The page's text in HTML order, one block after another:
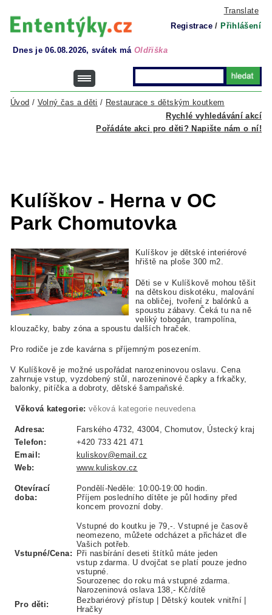
Translate
Registrace / Přihlášení
Dnes je 06.08.2026, svátek má Oldřiška
Rychlé vyhledávání akcí
Úvod / Volný čas a děti / Restaurace s dětským koutkem
Pořádáte akci pro děti? Napište nám o ní!
Kulíškov - Herna v OC
Park Chomutovka
Kulíškov je dětské interiérové
hřiště na ploše 300 m2.
Děti se v Kulíškově mohou těšit
na dětskou diskotéku, malování
na obličej, tvoření z balónků a
spoustu zábavy.Čeká tu na ně
veliký tobogán, trampolína,
klouzačky, baby zóna a spoustu dalších hraček.
Pro rodiče je zde kavárna s příjemným posezením.
V Kulíškově je možné uspořádat narozeninovou oslavu. Cena
zahrnuje vstup, vyzdobený stůl, narozeninové čapky a frkačky,
balonky, pitíčka a dobroty, dětské šampaňské.
Věková kategorie: věková kategorie neuvedena
Adresa:
Farského 4732, 43004, Chomutov, Ústecký kraj
Telefon:
+420 733 421 471
Email:
kuliskov@email.cz
Web:
www.kuliskov.cz
Otevírací
doba:
Pondělí-Neděle: 10:00-19:00 hodin.
Příjem posledního dítěte je půl hodiny před
koncem provozní doby.
Vstupné/Cena:
Vstupné do koutku je 79,-. Vstupné je časově
neomezeno, můžete odcházet a přicházet dle
Vašich potřeb.
Při nasbírání deseti štítků máte jeden
vstup zdarma. U dvojčat se platí pouze jedno
vstupné.
Sourozenec do roku má vstupné zdarma.
Narozeninová oslava 138,- Kč/dítě
Pro děti:
Bezbariérový přístup | Dětský koutek vnitřní |
Hračky